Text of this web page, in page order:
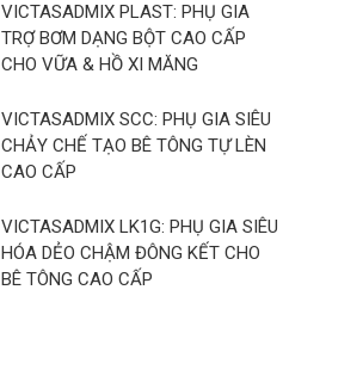
VICTASADMIX PLAST: PHỤ GIA
TRỢ BƠM DẠNG BỘT CAO CẤP
CHO VỮA & HỒ XI MĂNG
VICTASADMIX SCC: PHỤ GIA SIÊU
CHẢY CHẾ TẠO BÊ TÔNG TỰ LÈN
CAO CẤP
VICTASADMIX LK1G: PHỤ GIA SIÊU
HÓA DẺO CHẬM ĐÔNG KẾT CHO
BÊ TÔNG CAO CẤP